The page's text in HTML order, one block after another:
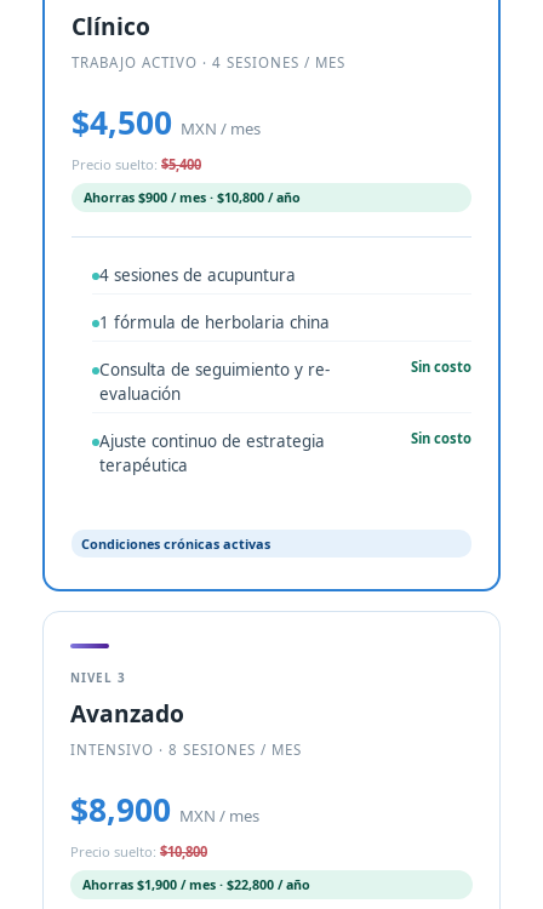
Clínico
TRABAJO ACTIVO · 4 SESIONES / MES
$4,500 MXN / mes
Precio suelto: $5,400
Ahorras $900 / mes · $10,800 / año
4 sesiones de acupuntura
1 fórmula de herbolaria china
Consulta de seguimiento y re-
evaluación
Sin costo
Ajuste continuo de estrategia
terapéutica
Sin costo
Condiciones crónicas activas
NIVEL 3
Avanzado
INTENSIVO · 8 SESIONES / MES
$8,900 MXN / mes
Precio suelto: $10,800
Ahorras $1,900 / mes · $22,800 / año